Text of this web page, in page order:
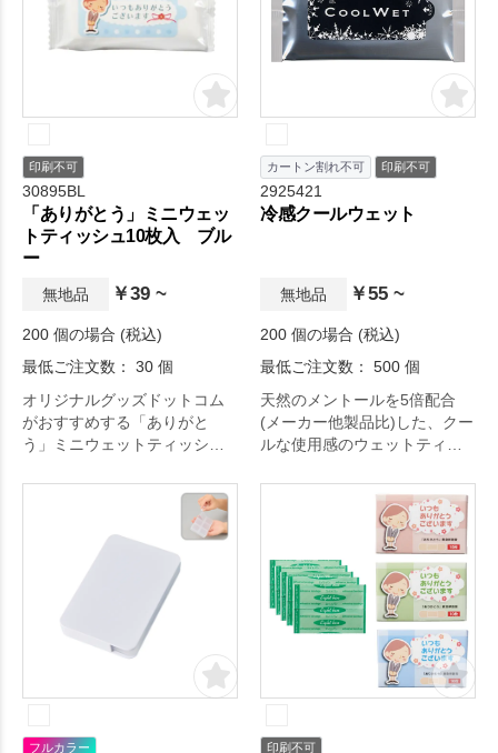
印刷不可
30895BL
「ありがとう」ミニウェッ
トティッシュ10枚入 ブル
ー
無地品 ￥39 ~
200 個の場合 (税込)
最低ご注文数： 30 個
オリジナルグッズドットコム
がおすすめする「ありがと
う」ミニウェットティッシュ
キグッズ！お礼メッセージ付
きで気持ちが伝わります！。
日々の生活をちょっぴり豊か
にするアイテムです。
カートン割れ不可 印刷不可
2925421
冷感クールウェット
無地品 ￥55 ~
200 個の場合 (税込)
最低ご注文数： 500 個
天然のメントールを5倍配合
(メーカー他製品比)した、クー
ルな使用感のウェットティッ
フルカラー 印刷不可